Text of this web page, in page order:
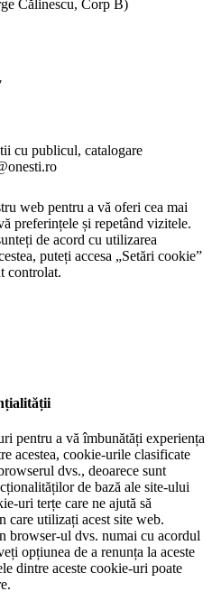
Călinescu, Corp B)
cu publicul, catalogare
web pentru a vă oferi cea mai
preferințele și repetând vizitele.
de acord cu utilizarea
puteți accesa „Setări cookie”
controlat.
pentru a vă îmbunătăți experiența
acestea, cookie-urile clasificate
dvs., deoarece sunt
de bază ale site-ului
uri terțe care ne ajută să
care utilizați acest site web.
browser-ul dvs. numai cu acordul
opțiunea de a renunța la aceste
dintre aceste cookie-uri poate